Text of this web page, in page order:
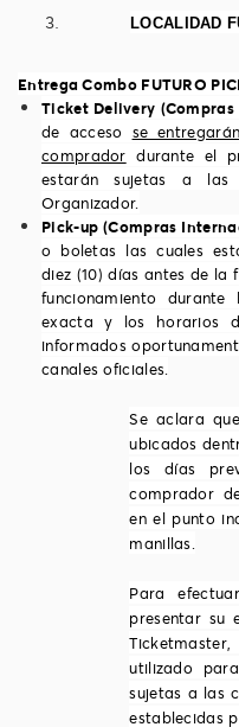
LOCALIDAD
Entrega Combo FUTURO
Ticket Delivery
de acceso se
comprador durante el
estarán sujetas a las
Organizador.
Pick-up (Compras
o boletas las cuales
diez (10) días antes de la
funcionamiento
exacta y los horarios
informados
canales oficiales.
Se aclara
ubicados
los días
comprador
en el punto
manillas.
Para
presentar su
utilizado
sujetas a las
establecidas